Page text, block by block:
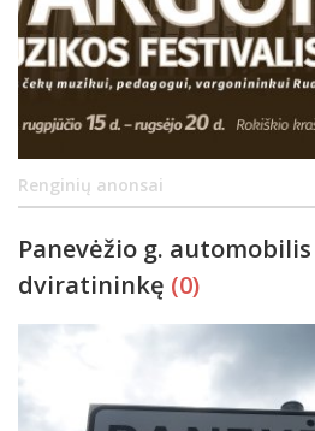
Renginių anonsai
Panevėžio g.
dviratininkę (0)